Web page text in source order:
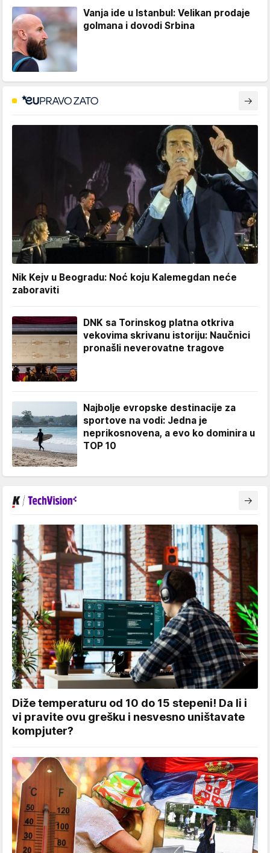
Vanja ide u Istanbul: Velikan prodaje
golmana i dovodi Srbina
Nik Kejv u Beogradu: Noć koju Kalemegdan neće
zaboraviti
DNK sa Torinskog platna otkriva
vekovima skrivanu istoriju: Naučnici
pronašli neverovatne tragove
Najbolje evropske destinacije za
sportove na vodi: Jedna je
neprikosnovena, a evo ko dominira u
TOP 10
Diže temperaturu od 10 do 15 stepeni! Da li i
vi pravite ovu grešku i nesvesno uništavate
kompjuter?